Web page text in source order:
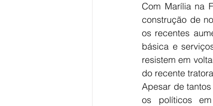
Com Marília na
construção de
os recentes
básica e
resistem em
do recente
Apesar de
os políticos